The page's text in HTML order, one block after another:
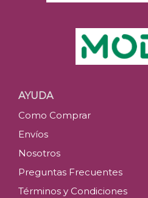
AYUDA
Como Comprar
Envíos
Nosotros
Preguntas Frecuentes
Términos y Condiciones